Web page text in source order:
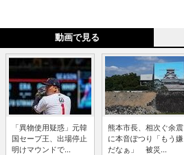
動画で見る
「異物使用疑惑」元韓
国セーブ王、出場停止
明けマウンドで...
熊本市長、相次ぐ余震
に本音ぽつり「もう嫌
だなぁ」 被災...